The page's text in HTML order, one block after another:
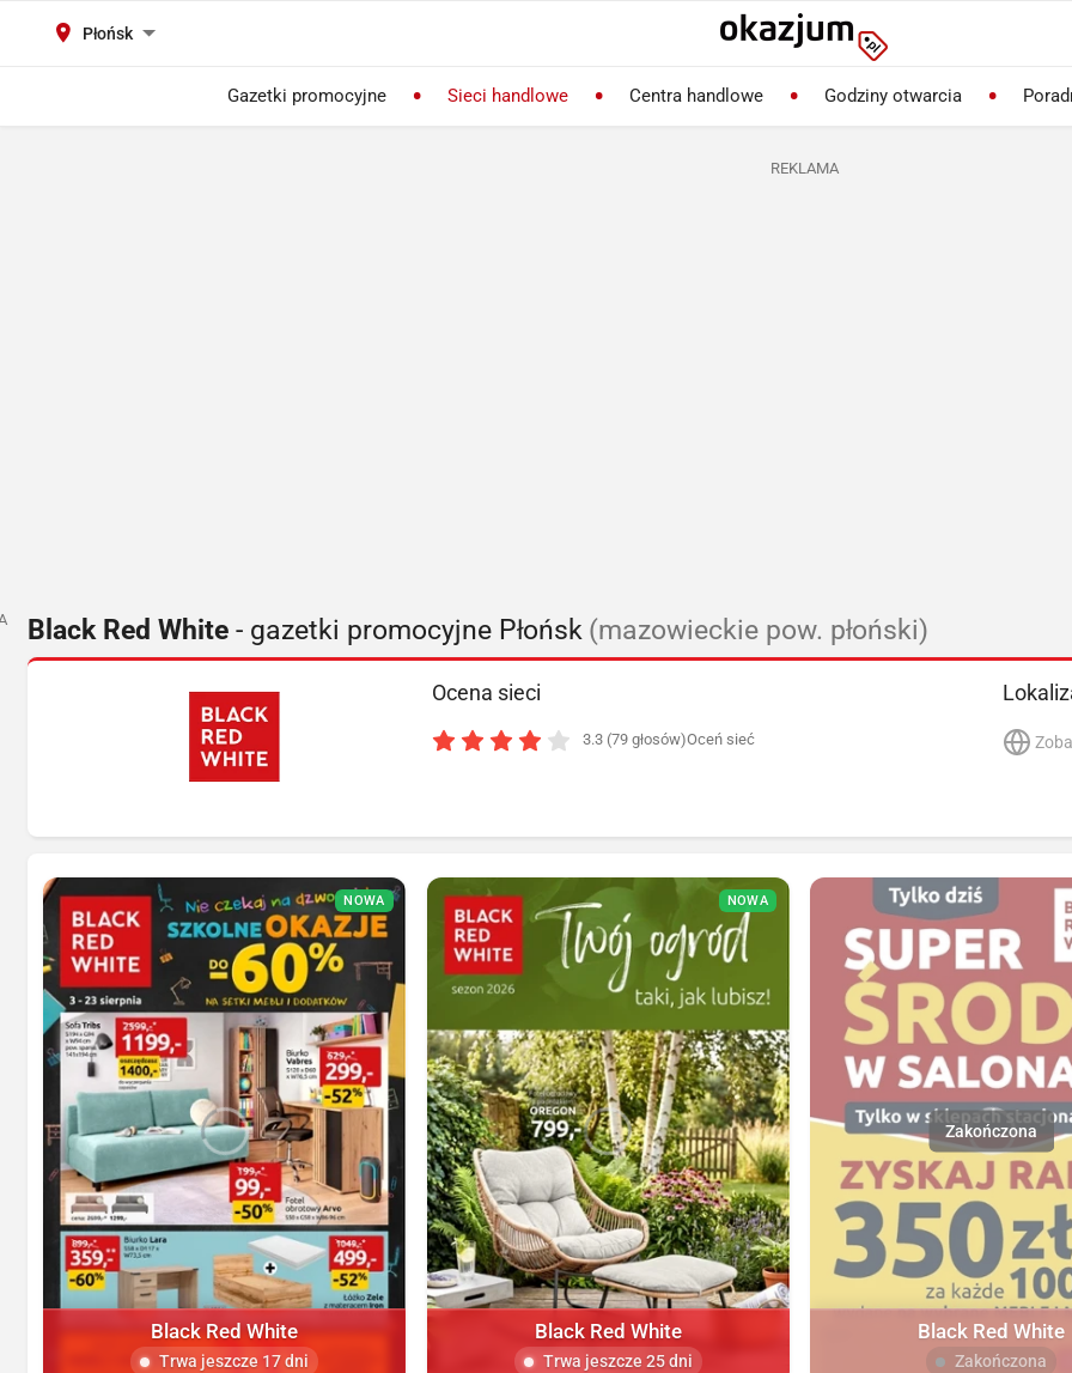
Płońsk
Gazetki promocyjne Sieci handlowe Centra handlowe Godziny otwarcia
REKLAMA
Black Red White - gazetki promocyjne Płońsk (mazowieckie pow. płoński)
Ocena sieci
3.3 (79 głosów)Oceń sieć
NOWA
Black Red White
Trwa jeszcze 17 dni
NOWA
Black Red White
Trwa jeszcze 25 dni
Black Red White
Zakończona